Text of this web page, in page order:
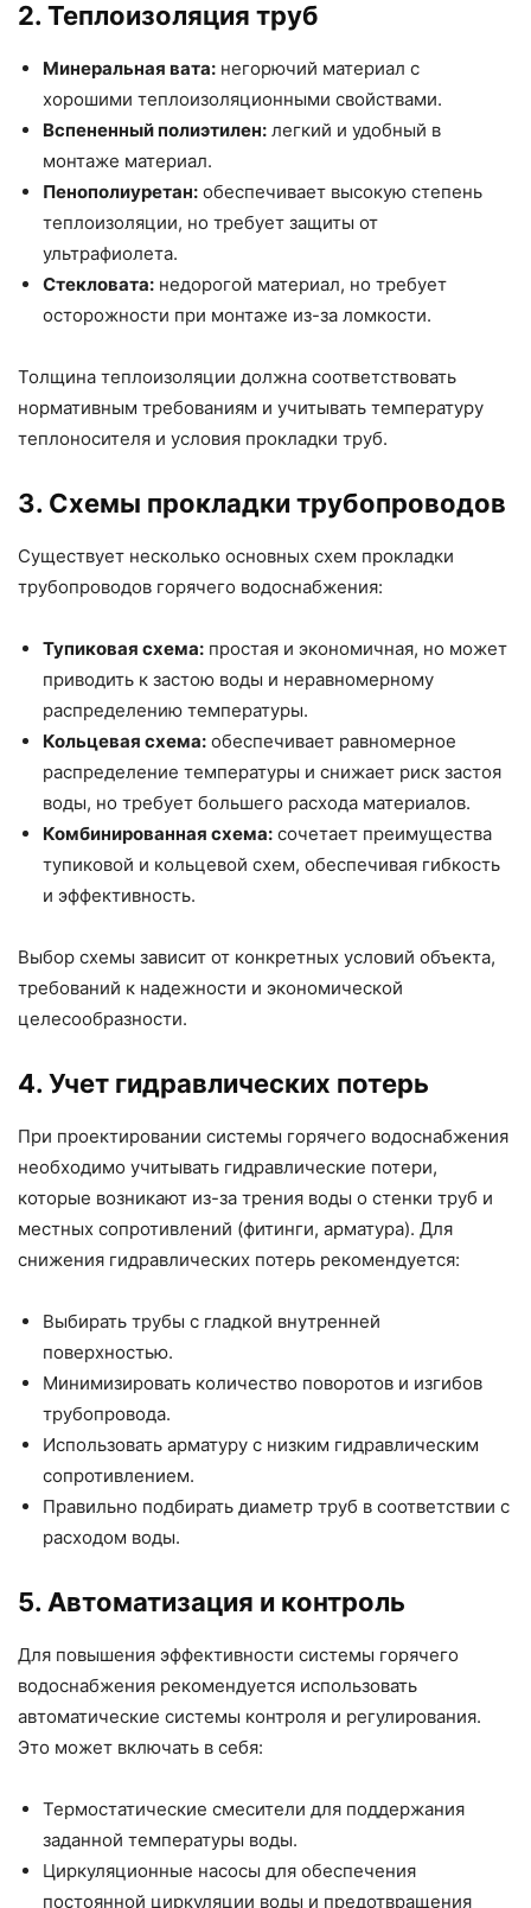
2. Теплоизоляция труб
Минеральная вата: негорючий материал с
хорошими теплоизоляционными свойствами.
Вспененный полиэтилен: легкий и удобный в
монтаже материал.
Пенополиуретан: обеспечивает высокую степень
теплоизоляции, но требует защиты от
ультрафиолета.
Стекловата: недорогой материал, но требует
осторожности при монтаже из-за ломкости.
Толщина теплоизоляции должна соответствовать
нормативным требованиям и учитывать температуру
теплоносителя и условия прокладки труб.
3. Схемы прокладки трубопроводов
Существует несколько основных схем прокладки
трубопроводов горячего водоснабжения:
Тупиковая схема: простая и экономичная, но может
приводить к застою воды и неравномерному
распределению температуры.
Кольцевая схема: обеспечивает равномерное
распределение температуры и снижает риск застоя
воды, но требует большего расхода материалов.
Комбинированная схема: сочетает преимущества
тупиковой и кольцевой схем, обеспечивая гибкость
и эффективность.
Выбор схемы зависит от конкретных условий объекта,
требований к надежности и экономической
целесообразности.
4. Учет гидравлических потерь
При проектировании системы горячего водоснабжения
необходимо учитывать гидравлические потери,
которые возникают из-за трения воды о стенки труб и
местных сопротивлений (фитинги, арматура). Для
снижения гидравлических потерь рекомендуется:
Выбирать трубы с гладкой внутренней
поверхностью.
Минимизировать количество поворотов и изгибов
трубопровода.
Использовать арматуру с низким гидравлическим
сопротивлением.
Правильно подбирать диаметр труб в соответствии с
расходом воды.
5. Автоматизация и контроль
Для повышения эффективности системы горячего
водоснабжения рекомендуется использовать
автоматические системы контроля и регулирования.
Это может включать в себя:
Термостатические смесители для поддержания
заданной температуры воды.
Циркуляционные насосы для обеспечения
постоянной циркуляции воды и предотвращения